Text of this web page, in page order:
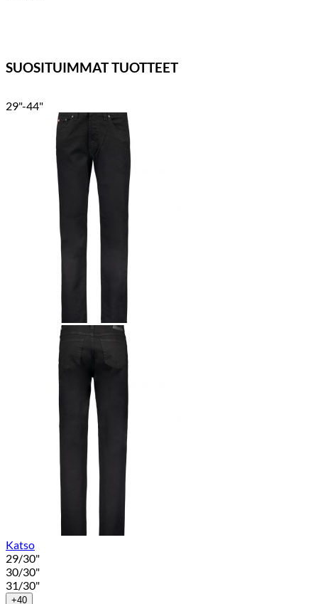
SUOSITUIMMAT TUOTTEET
29"-44"
Katso
29/30"
30/30"
31/30"
+40